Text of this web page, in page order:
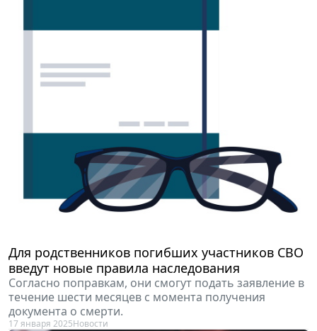
Для родственников погибших участников СВО
введут новые правила наследования
Согласно поправкам, они смогут подать заявление в
течение шести месяцев с момента получения
документа о смерти.
17 января 2025Новости